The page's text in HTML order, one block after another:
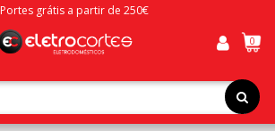
Portes grátis a partir de 250€
0